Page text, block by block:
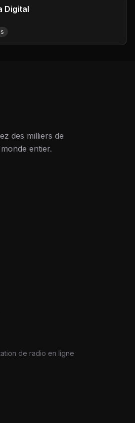
Digital
des milliers de
entier.
de radio en ligne